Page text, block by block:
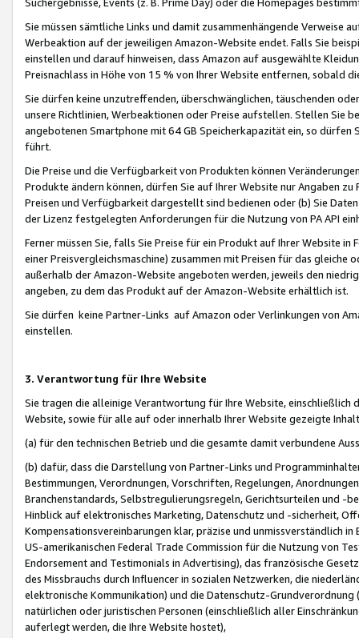
Sie müssen sämtliche Links und damit zusammenhängende
Werbeaktion auf der jeweiligen Amazon-Website endet. Falls Sie
einstellen und darauf hinweisen, dass Amazon auf ausgewählte
Preisnachlass in Höhe von 15 % von Ihrer Website entfernen, sobald
Sie dürfen keine unzutreffenden, überschwänglichen, täuschenden
unsere Richtlinien, Werbeaktionen oder Preise aufstellen. Stellen Sie
angebotenen Smartphone mit 64 GB Speicherkapazität ein, so dürfen
führt.
Die Preise und die Verfügbarkeit von Produkten können
Produkte ändern können, dürfen Sie auf Ihrer Website nur Angaben
Preisen und Verfügbarkeit dargestellt sind bedienen oder (b) Sie
der Lizenz festgelegten Anforderungen für die Nutzung von PA API
Ferner müssen Sie, falls Sie Preise für ein Produkt auf Ihrer Website
einer Preisvergleichsmaschine) zusammen mit Preisen für das
außerhalb der Amazon-Website angeboten werden, jeweils den
angeben, zu dem das Produkt auf der Amazon-Website erhältlich ist.
Sie dürfen keine Partner-Links auf Amazon oder Verlinkungen von
einstellen.
3. Verantwortung für Ihre Website
Sie tragen die alleinige Verantwortung für Ihre Website,
Website, sowie für alle auf oder innerhalb Ihrer Website gezeigte
(a) für den technischen Betrieb und die gesamte damit verbundene
(b) dafür, dass die Darstellung von Partner-Links und
Bestimmungen, Verordnungen, Vorschriften, Regelungen,
Branchenstandards, Selbstregulierungsregeln, Gerichtsurteilen und -
Hinblick auf elektronisches Marketing, Datenschutz und -sicherheit,
Kompensationsvereinbarungen klar, präzise und unmissverständlich
US-amerikanischen Federal Trade Commission für die Nutzung von
Endorsement and Testimonials in Advertising), das französische
des Missbrauchs durch Influencer in sozialen Netzwerken, die
elektronische Kommunikation) und die Datenschutz-
natürlichen oder juristischen Personen (einschließlich aller
auferlegt werden, die Ihre Website hostet),